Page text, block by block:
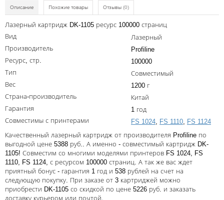
Kyocera
OKI
Samsung
Sharp
Toshiba
Xerox
Для франкировальной машины
Ленточные картриджи
Описание Похожие товары Отзывы (0)
Лазерный картридж DK-1105 ресурс 100000 страниц
Вид
Лазерный
Производитель
Profiline
Ресурс, стр.
100000
Тип
Совместимый
Вес
1200 г
Страна-производитель
Китай
Гарантия
1 год
Совместимы с принтерами
FS 1024, FS 1110, FS 1124
Качественный лазерный картридж от производителя Profiline по
выгодной цене 5388 руб.. А именно - совместимый картридж DK-
1105! Совместим со многими моделями принтеров FS 1024, FS
1110, FS 1124, с ресурсом 100000 страниц. А так же вас ждет
приятный бонус - гарантия 1 год и 538 рублей на счет на
следующую покупку. При заказе от 3 картриджей можно
приобрести DK-1105 со скидкой по цене 5226 руб. и заказать
доставку курьером или почтой.